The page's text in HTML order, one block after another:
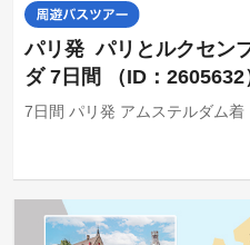
パリ発 パリとルクセン
ダ 7日間 （ID：2605632
7日間 パリ発 アムステルダム着